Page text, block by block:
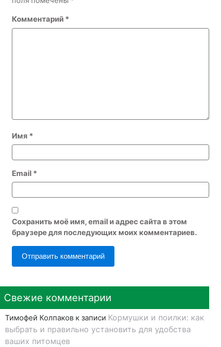
Комментарий *
Имя *
Email *
Сохранить моё имя, email и адрес сайта в этом
браузере для последующих моих комментариев.
Свежие комментарии
Тимофей Колпаков к записи Кормушки и поилки: как
выбрать и правильно установить для удобства
ваших питомцев